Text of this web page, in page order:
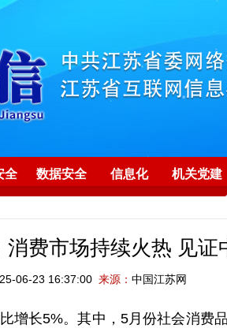
全 数据安全 信息化 机关党建
消费市场持续火热 见
06-23 16:37:00 来源： 中国江苏网
增长5%。其中，5月份社会消费